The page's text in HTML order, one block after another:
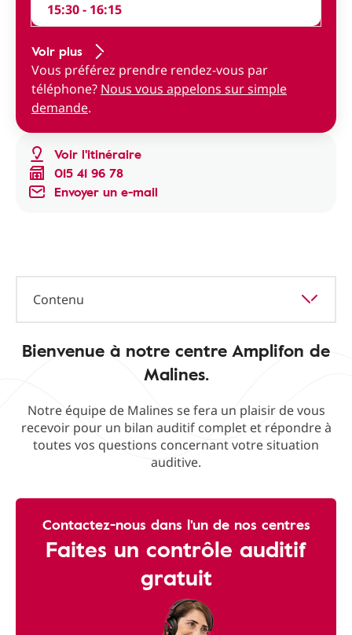
Voir l'itinéraire
015 41 96 78
Envoyer un e-mail
15:30 - 16:15
Voir plus
Vous préférez prendre rendez-vous par
téléphone? Nous vous appelons sur simple
demande.
Contenu
Bienvenue à notre centre Amplifon de
Malines.
Notre équipe de Malines se fera un plaisir de vous
recevoir pour un bilan auditif complet et répondre à
toutes vos questions concernant votre situation
auditive.
Contactez-nous dans l'un de nos centres
Faites un contrôle auditif
gratuit